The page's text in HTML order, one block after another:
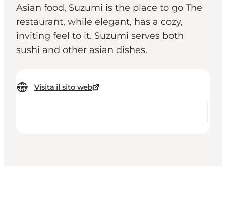
Asian food, Suzumi is the place to go The
restaurant, while elegant, has a cozy,
inviting feel to it. Suzumi serves both
sushi and other asian dishes.
Visita il sito web